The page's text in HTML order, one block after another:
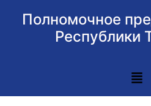
Полномочное
Республики